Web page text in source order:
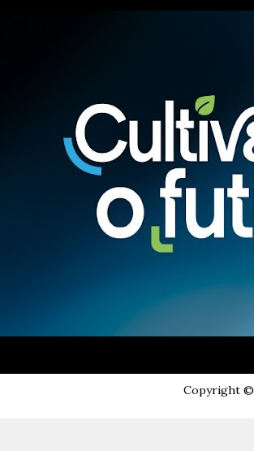
Copyright ©